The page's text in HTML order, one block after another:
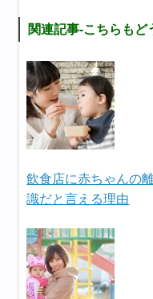
関連記事-こちらもど
飲食店に赤ちゃんの
識だと言える理由